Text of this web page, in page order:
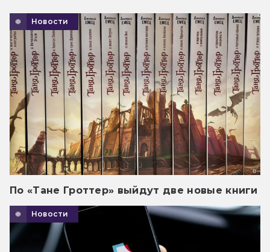
Новости
По «Тане Гроттер» выйдут две новые книги
Новости